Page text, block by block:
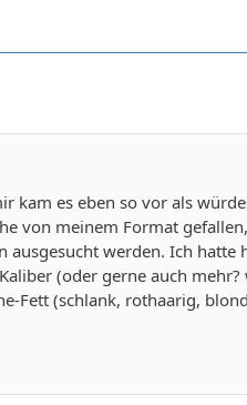
machen kann,
bzw. macht sich
Bein - einen Mann der
würde dann auf das
einfach als "abnormal" als
es eben so vor als
von meinem Format
werden. Ich hatte
(oder gerne auch
Fett (schlank, rothaarig,